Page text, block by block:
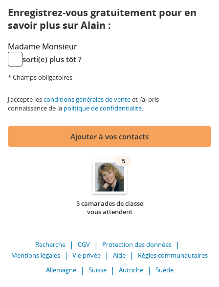
Enregistrez-vous gratuitement pour en
savoir plus sur Alain :
Madame Monsieur
sorti(e) plus tôt ?
* Champs obligatoires
J'accepte lesconditions générales de venteet j'ai pris
connaissance de la politique de confidentialité.
Ajouter à vos contacts
5
5 camarades de classe
vous attendent
Recherche CGV
Protection des données
Mentions légales
Vie privée Aide
Règles communautaires
Allemagne
Suisse Autriche Suède